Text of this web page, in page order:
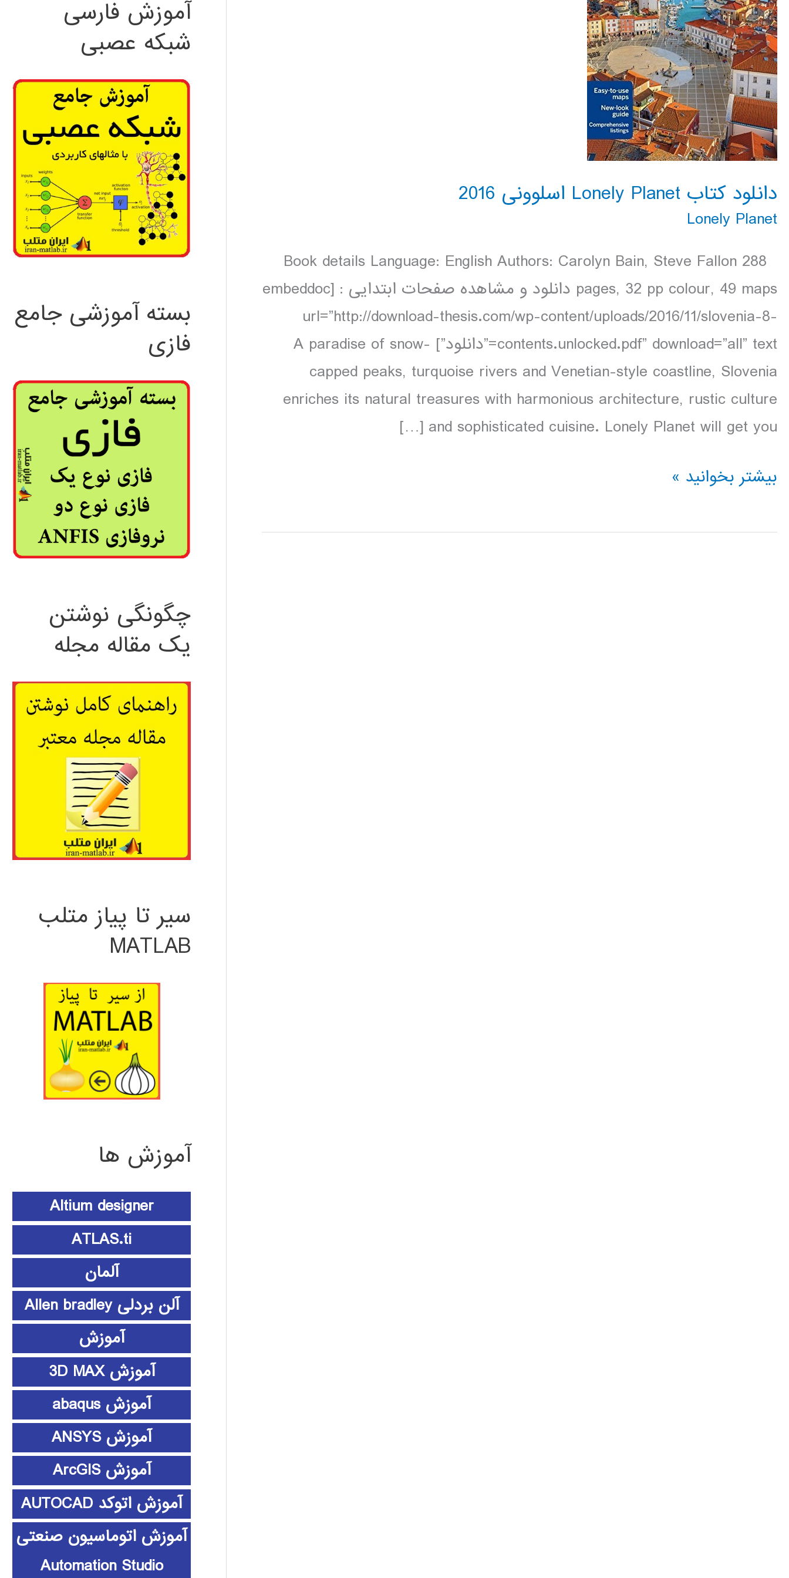
دانلود کتاب Lonely Planet اسلوونی 2016
Lonely Planet
Book details Language: English Authors: Carolyn Bain, Steve Fallon 288
pages, 32 pp colour, 49 maps دانلود و مشاهده صفحات ابتدایی : [embeddoc
url=”http://download-thesis.com/wp-content/uploads/2016/11/slovenia-8-
contents.unlocked.pdf” download=”all” text=”دانلود”] A paradise of snow-
capped peaks, turquoise rivers and Venetian-style coastline, Slovenia
enriches its natural treasures with harmonious architecture, rustic culture
and sophisticated cuisine. Lonely Planet will get you […]
دانلود
Lonely
بیشتر بخوانید »
آموزش فارسی
شبکه عصبی
بسته آموزشی جامع
فازی
چگونگی نوشتن
یک مقاله مجله
سیر تا پیاز متلب
MATLAB
آموزش ها
Altium designer
ATLAS.ti
آلمان
آلن بردلی Allen bradley
آموزش
آموزش 3D MAX
آموزش abaqus
آموزش ANSYS
آموزش ArcGIS
آموزش اتوکد AUTOCAD
آموزش اتوماسیون صنعتی
Automation Studio